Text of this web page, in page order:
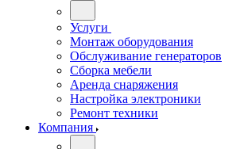
Услуги
Монтаж оборудования
Обслуживание генераторов
Сборка мебели
Аренда снаряжения
Настройка электроники
Ремонт техники
Компания